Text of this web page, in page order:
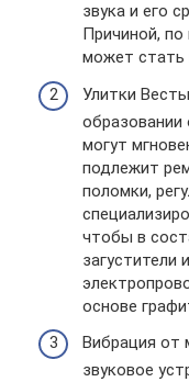
звука и его
Причиной, по
может стать
Улитки
образовании
могут
подлежит
поломки,
чтобы в
загустители
основе
Вибрация от
звуковое